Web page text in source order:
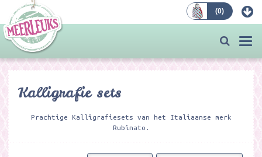
(0)
Kalligrafie sets
Prachtige Kalligrafiesets van het Italiaanse merk
Rubinato.